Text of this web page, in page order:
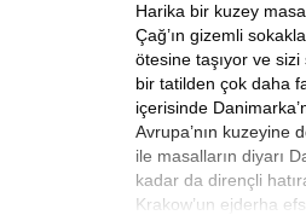
Harika bir kuzey
Çağ’ın gizemli
ötesine taşıyor ve sizi
bir tatilden çok daha
içerisinde
Avrupa’nın kuzeyine
ile masalların diyarı
kadar da dirençli
Krakow’un ejderha